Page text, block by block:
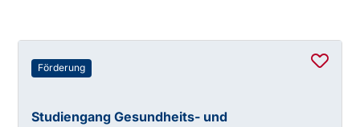
Förderung
Studiengang Gesundheits- und